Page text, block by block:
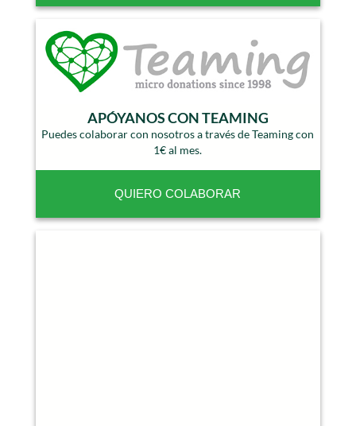
APÓYANOS CON TEAMING
Puedes colaborar con nosotros a través de Teaming con
1€ al mes.
QUIERO COLABORAR